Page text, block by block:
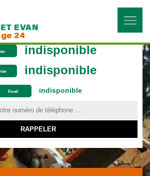
indisponible
indisponible
Email indisponible
RAPPELLE GRATUITEMENT